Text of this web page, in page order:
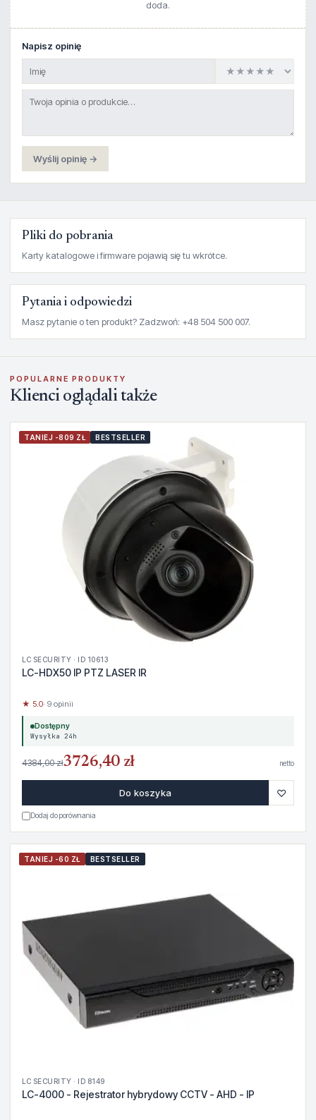
doda.
Napisz opinię
Wyślij opinię →
Pliki do pobrania
Karty katalogowe i firmware pojawią się tu wkrótce.
Pytania i odpowiedzi
Masz pytanie o ten produkt? Zadzwoń: +48 504 500 007.
POPULARNE PRODUKTY
Klienci oglądali także
TANIEJ -809 ZŁ BESTSELLER
LC SECURITY · ID 10613
LC-HDX50 IP PTZ LASER IR
★ 5.0· 9 opinii
Dostępny
Wysyłka 24h
4384,00 zł3726,40 zł netto
Do koszyka ♡
Dodaj do porównania
TANIEJ -60 ZŁ BESTSELLER
LC SECURITY · ID 8149
LC-4000 - Rejestrator hybrydowy CCTV - AHD - IP